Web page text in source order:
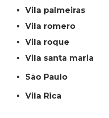
vila palmeiras
vila romero
vila roque
vila santa maria
São Paulo
Vila Rica